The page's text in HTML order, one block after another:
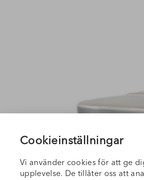
Cookieinställningar
Vi använder cookies för att ge
upplevelse. De tillåter oss att